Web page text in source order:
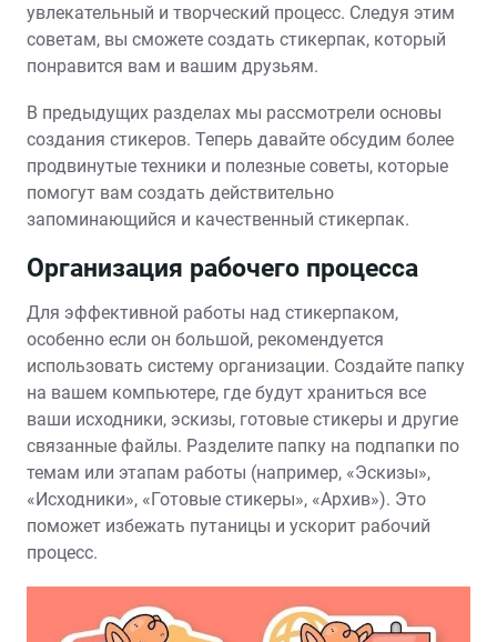
увлекательный и творческий процесс. Следуя этим
советам, вы сможете создать стикерпак, который
понравится вам и вашим друзьям.
В предыдущих разделах мы рассмотрели основы
создания стикеров. Теперь давайте обсудим более
продвинутые техники и полезные советы, которые
помогут вам создать действительно
запоминающийся и качественный стикерпак.
Организация рабочего процесса
Для эффективной работы над стикерпаком,
особенно если он большой, рекомендуется
использовать систему организации. Создайте папку
на вашем компьютере, где будут храниться все
ваши исходники, эскизы, готовые стикеры и другие
связанные файлы. Разделите папку на подпапки по
темам или этапам работы (например, «Эскизы»,
«Исходники», «Готовые стикеры», «Архив»). Это
поможет избежать путаницы и ускорит рабочий
процесс.